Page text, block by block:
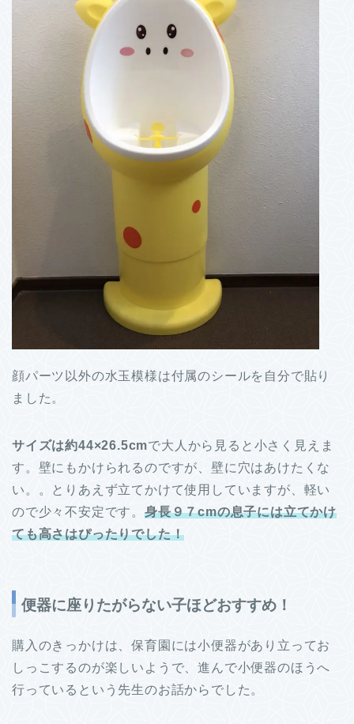
顔パーツ以外の水玉模様は付属のシールを自分で貼り
ました。
サイズは約44×26.5cmで大人から見ると小さく見えま
す。壁にもかけられるのですが、壁に穴はあけたくな
い。。とりあえず立てかけて使用していますが、軽い
ので少々不安定です。 身長９７cmの息子には立てかけ
ても高さはぴったりでした！
便器に座りたがらない子ほどおすすめ！
購入のきっかけは、保育園には小便器があり立ってお
しっこするのが楽しいようで、進んで小便器のほうへ
行っているという先生のお話からでした。